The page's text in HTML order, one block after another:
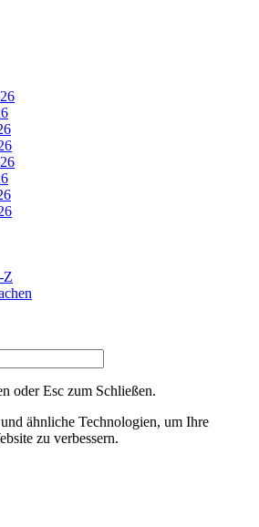
Z
oder Esc zum Schließen.
ähnliche Technologien, um Ihre
zu verbessern.